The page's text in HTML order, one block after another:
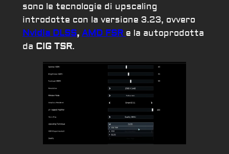
sono le tecnologie di upscaling
introdotte con la versione 3.23, ovvero
Nvidia DLSS, AMD FSR e la autoprodotta
da CIG TSR.